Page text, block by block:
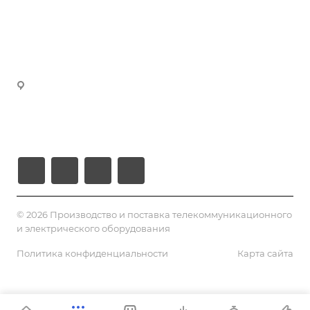
© 2026 Производство и поставка телекоммуникационного
и электрического оборудования
Политика конфиденциальности Карта сайта